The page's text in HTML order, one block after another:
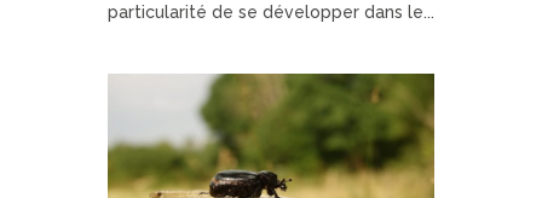
particularité de se développer dans le...